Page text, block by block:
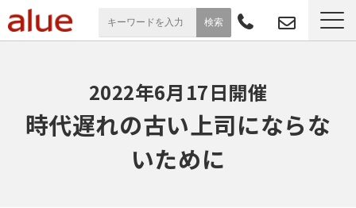
導入事例
お役立ち情報
2022年6月17日開催
時代遅れの古い上司にならな
いために